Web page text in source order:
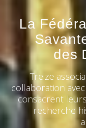
La
des
Treize
collaboration
consacrent
recherche